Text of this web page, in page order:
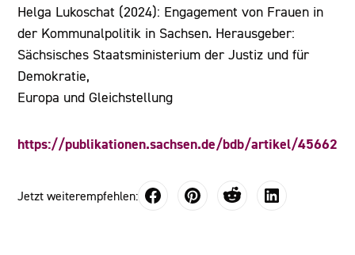
Helga Lukoschat (2024): Engagement von Frauen in
der Kommunalpolitik in Sachsen. Herausgeber:
Sächsisches Staatsministerium der Justiz und für
Demokratie,
Europa und Gleichstellung
https://publikationen.sachsen.de/bdb/artikel/45662
Jetzt weiterempfehlen: